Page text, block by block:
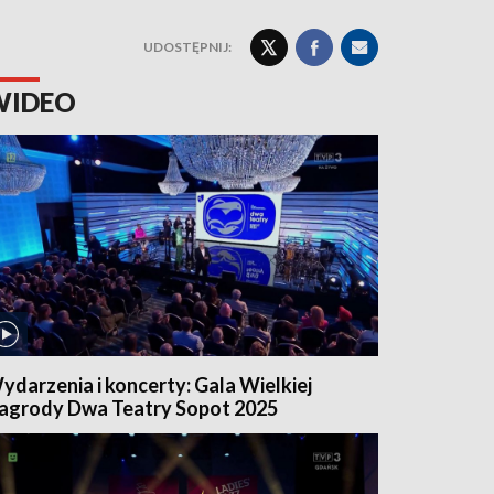
UDOSTĘPNIJ:
i koncerty: Gala Wielkiej
Dwa Teatry Sopot 2025